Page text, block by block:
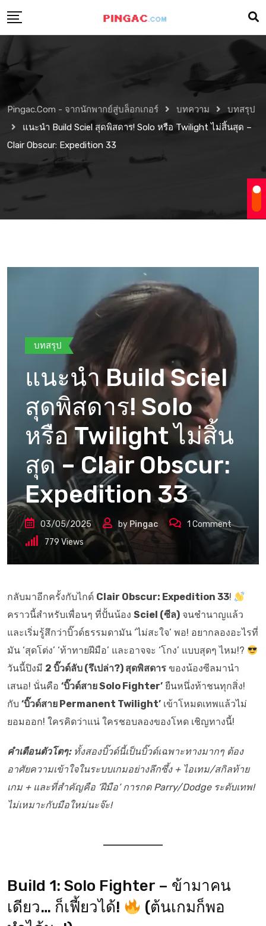
Pingac.com - จากนักพากย์สู่บล็อกเกอร์ บทความ
บทสรุป
แนะนำ Build Sciel สุดพิสดาร! Solo หรือ Twilight ไม่สิ้นสุด –
Clair Obscur: Expedition 33
บทสรุป
แนะนำ Build Sciel
สุดพิสดาร! Solo
หรือ Twilight ไม่สิ้น
สุด – Clair Obscur:
Expedition 33
03/05/2025 by Pingac 1 Comment
779 Views
กลับมาอีกครั้งกับไกด์ Clair Obscur: Expedition 33!
คราวนี้สำหรับเพื่อนๆ ที่ปั้นน้อง Sciel (ซีล) จนชำนาญแล้ว
และเริ่มรู้สึกว่าบิ๊วด์ธรรมดามัน ‘ไม่สะใจ’ พอ! อยากลองอะไรที่
มัน ‘สุดโต่ง’ ‘ท้าทายฝีมือ’ และอาจจะ ‘โกง’ แบบสุดๆ ไหม!?
วันนี้ปิงมี 2 บิ๊วด์ลับ (รึเปล่า?) สุดพิสดาร ของน้องซีลมานำ
เสนอ! นั่นคือ ‘บิ๊วด์สาย Solo Fighter’ ยืนหนึ่งท้าชนทุกสิ่ง!
กับ ‘บิ๊วด์สาย Permanent Twilight’ เข้าโหมดเทพแล้วไม่
ยอมออก! ใครคิดว่าแน่ ใครชอบลองของโหด เชิญทางนี้!
คำเตือนตัวโตๆ:ทั้งสองบิ๊วด์นี้เป็นบิ๊วด์เฉพาะทางมากๆ ต้อง
อาศัยความเข้าใจในระบบเกมอย่างลึกซึ้ง + ไอเทม/สกิลท้าย
เกม + และที่สำคัญคือ ‘ฝีมือ’ การกด Parry/Dodge ระดับเทพ!
ไม่เหมาะกับมือใหม่นะจ๊ะ!
Build 1: Solo Fighter – ข้ามาคน
เดียว… ก็เฟี้ยวได้!
(ต้นเกมก็พอ